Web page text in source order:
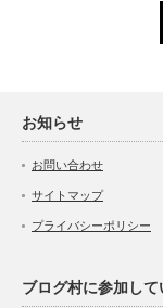
お知らせ
お問い合わせ
サイトマップ
プライバシーポリシー
ブログ村に参加して